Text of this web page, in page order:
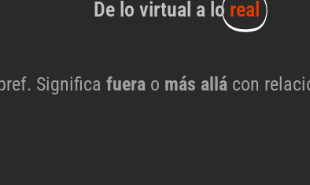
De lo virtual a lo real
Significa fuera o más allácon